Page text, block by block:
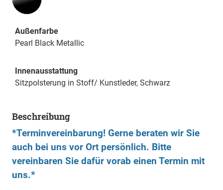
Außenfarbe
Pearl Black Metallic
Innenausstattung
Sitzpolsterung in Stoff/ Kunstleder, Schwarz
Beschreibung
*Terminvereinbarung! Gerne beraten wir Sie
auch bei uns vor Ort persönlich. Bitte
vereinbaren Sie dafür vorab einen Termin mit
uns.*